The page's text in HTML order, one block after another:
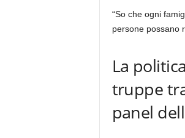
“So che ogni
persone possano
La
truppe
panel